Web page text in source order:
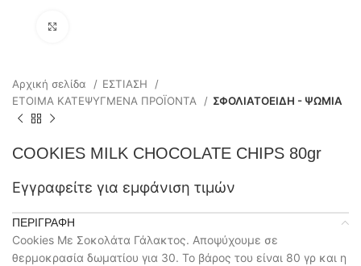
Αρχική σελίδα
ΕΣΤΙΑΣΗ
ΕΤΟΙΜΑ ΚΑΤΕΨΥΓΜΕΝΑ ΠΡΟΪΟΝΤΑ
ΣΦΟΛΙΑΤΟΕΙΔΗ - ΨΩΜΙΑ
COOKIES MILK CHOCOLATE CHIPS 80gr
Εγγραφείτε για εμφάνιση τιμών
ΠΕΡΙΓΡΑΦΉ
Cookies Με Σοκολάτα Γάλακτος. Αποψύχουμε σε
θερμοκρασία δωματίου για 30. Το βάρος του είναι 80 γρ και η